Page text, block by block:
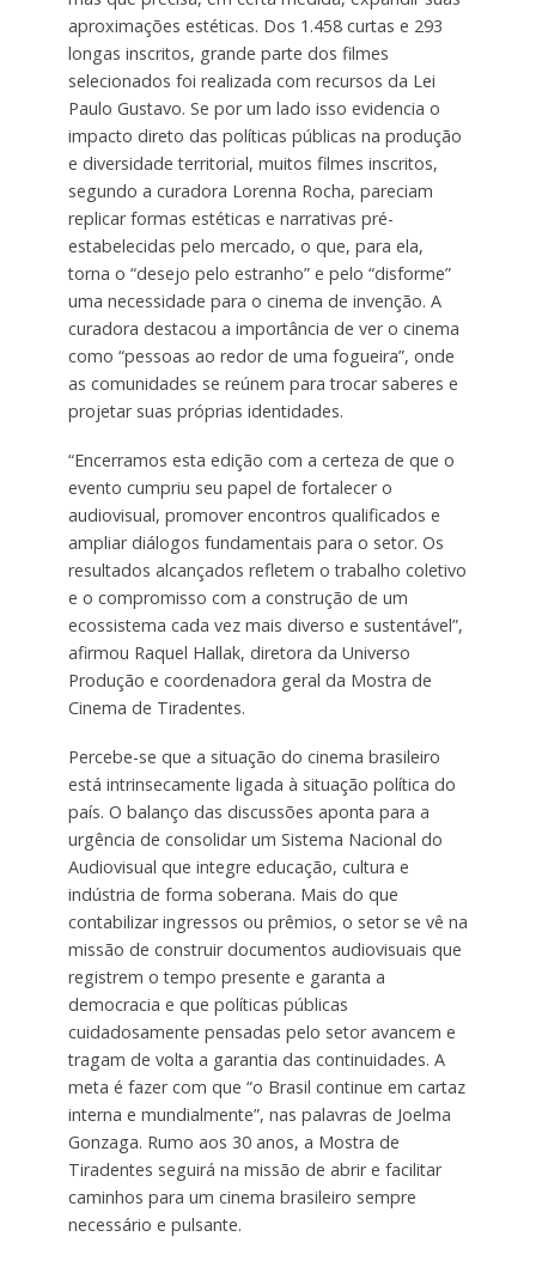
aproximações estéticas. Dos 1.458 curtas e 293
longas inscritos, grande parte dos filmes
selecionados foi realizada com recursos da Lei
Paulo Gustavo. Se por um lado isso evidencia o
impacto direto das políticas públicas na produção
e diversidade territorial, muitos filmes inscritos,
segundo a curadora Lorenna Rocha, pareciam
replicar formas estéticas e narrativas pré-
estabelecidas pelo mercado, o que, para ela,
torna o “desejo pelo estranho” e pelo “disforme”
uma necessidade para o cinema de invenção. A
curadora destacou a importância de ver o cinema
como “pessoas ao redor de uma fogueira”, onde
as comunidades se reúnem para trocar saberes e
projetar suas próprias identidades.
“Encerramos esta edição com a certeza de que o
evento cumpriu seu papel de fortalecer o
audiovisual, promover encontros qualificados e
ampliar diálogos fundamentais para o setor. Os
resultados alcançados refletem o trabalho coletivo
e o compromisso com a construção de um
ecossistema cada vez mais diverso e sustentável”,
afirmou Raquel Hallak, diretora da Universo
Produção e coordenadora geral da Mostra de
Cinema de Tiradentes.
Percebe-se que a situação do cinema brasileiro
está intrinsecamente ligada à situação política do
país. O balanço das discussões aponta para a
urgência de consolidar um Sistema Nacional do
Audiovisual que integre educação, cultura e
indústria de forma soberana. Mais do que
contabilizar ingressos ou prêmios, o setor se vê na
missão de construir documentos audiovisuais que
registrem o tempo presente e garanta a
democracia e que políticas públicas
cuidadosamente pensadas pelo setor avancem e
tragam de volta a garantia das continuidades. A
meta é fazer com que “o Brasil continue em cartaz
interna e mundialmente”, nas palavras de Joelma
Gonzaga. Rumo aos 30 anos, a Mostra de
Tiradentes seguirá na missão de abrir e facilitar
caminhos para um cinema brasileiro sempre
necessário e pulsante.